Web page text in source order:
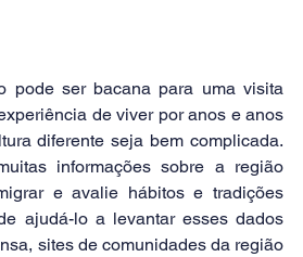
pode ser bacana para uma visita
de viver por anos e anos
diferente seja bem complicada.
informações sobre a região
e avalie hábitos e tradições
ajudá-lo a levantar esses dados
sites de comunidades da região